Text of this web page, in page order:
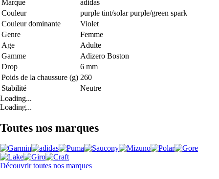
Marque
adidas
Couleur
purple tint/solar purple/green spark
Couleur dominante
Violet
Genre
Femme
Age
Adulte
Gamme
Adizero Boston
Drop
6 mm
Poids de la chaussure (g) 260
Stabilité
Neutre
Loading...
Loading...
Toutes nos marques
Découvrir toutes nos marques